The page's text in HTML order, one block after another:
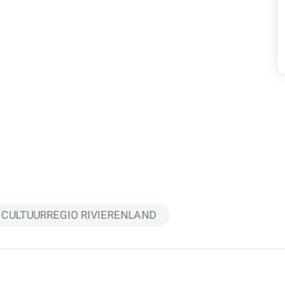
CULTUURREGIO RIVIERENLAND